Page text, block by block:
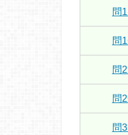
問
問
問
問
問